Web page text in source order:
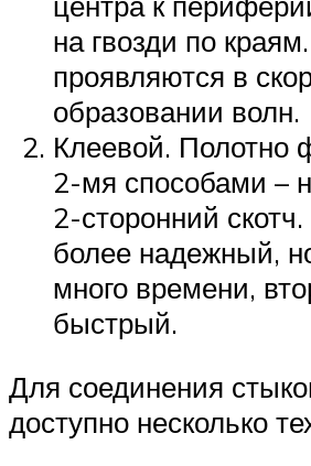
на гвозди по
проявляются в
образовании волн.
Клеевой. Полотно
2-мя способами –
2-сторонний
более надежный,
много времени,
быстрый.
Для соединения
доступно несколько